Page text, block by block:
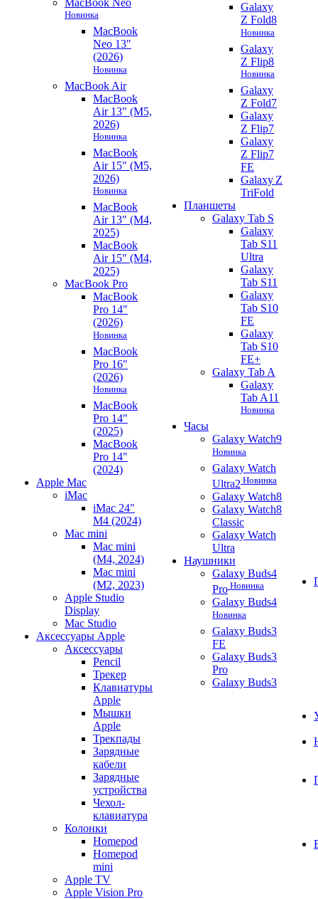
MacBook Neo
Новинка
MacBook
Neo 13"
(2026)
Новинка
MacBook Air
MacBook
Air 13" (M5,
2026)
Новинка
MacBook
Air 15" (M5,
2026)
Новинка
MacBook
Air 13" (M4,
2025)
MacBook
Air 15" (M4,
2025)
MacBook Pro
MacBook
Pro 14"
(2026)
Новинка
MacBook
Pro 16"
(2026)
Новинка
MacBook
Pro 14"
(2025)
MacBook
Pro 14"
(2024)
Apple Mac
iMac
iMac 24"
M4 (2024)
Mac mini
Mac mini
(M4, 2024)
Mac mini
(M2, 2023)
Apple Studio
Display
Mac Studio
Аксессуары Apple
Аксессуары
Pencil
Трекер
Клавиатуры
Apple
Мышки
Apple
Трекпады
Зарядные
кабели
Зарядные
устройства
Чехол-
клавиатура
Колонки
Homepod
Homepod
mini
Apple TV
Apple Vision Pro
Galaxy
Z Fold8
Новинка
Galaxy
Z Flip8
Новинка
Galaxy
Z Fold7
Galaxy
Z Flip7
Galaxy
Z Flip7
FE
Galaxy Z
TriFold
Планшеты
Galaxy Tab S
Galaxy
Tab S11
Ultra
Galaxy
Tab S11
Galaxy
Tab S10
FE
Galaxy
Tab S10
FE+
Galaxy Tab A
Galaxy
Tab A11
Новинка
Часы
Galaxy Watch9
Новинка
Galaxy Watch
Ultra2 Новинка
Galaxy Watch8
Galaxy Watch8
Classic
Galaxy Watch
Ultra
Наушники
Galaxy Buds4
Pro Новинка
Galaxy Buds4
Новинка
Galaxy Buds3
FE
Galaxy Buds3
Pro
Galaxy Buds3